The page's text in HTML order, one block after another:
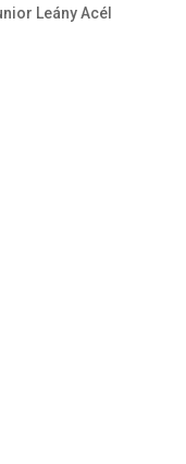
Leány Acél